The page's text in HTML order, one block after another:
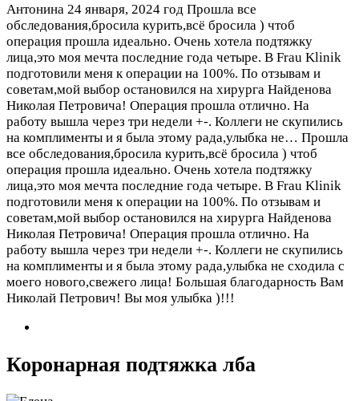
Антонина 24 января, 2024 год Прошла все
обследования,бросила курить,всё бросила ) чтоб
операция прошла идеально. Очень хотела подтяжку
лица,это моя мечта последние года четыре. В Frau Klinik
подготовили меня к операции на 100%. По отзывам и
советам,мой выбор остановился на хирурга Найденова
Николая Петровича! Операция прошла отлично. На
работу вышла через три недели +-. Коллеги не скупились
на комплименты и я была этому рада,улыбка не… Прошла
все обследования,бросила курить,всё бросила ) чтоб
операция прошла идеально. Очень хотела подтяжку
лица,это моя мечта последние года четыре. В Frau Klinik
подготовили меня к операции на 100%. По отзывам и
советам,мой выбор остановился на хирурга Найденова
Николая Петровича! Операция прошла отлично. На
работу вышла через три недели +-. Коллеги не скупились
на комплименты и я была этому рада,улыбка не сходила с
моего нового,свежего лица! Большая благодарность Вам
Николай Петрович! Вы моя улыбка )!!!
Коронарная подтяжка лба